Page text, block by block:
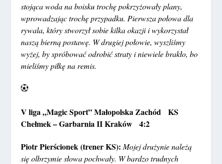
stojąca woda na boisku trochę pokrzyżowały plany,
wprowadzając trochę przypadku. Pierwsza połowa dla
rywala, który stworzył sobie kilka okazji i wykorzystał
naszą bierną postawę. W drugiej połowie, wyszliśmy
wyżej, by spróbować odrobić straty i niewiele brakło, bo
mieliśmy piłkę na remis.
V liga „Magic Sport” Małopolska Zachód KS
Chełmek – Garbarnia II Kraków 4:2
Piotr Pierścionek (trener KS):Mojej drużynie należą
się olbrzymie słowa pochwały. W bardzo trudnych